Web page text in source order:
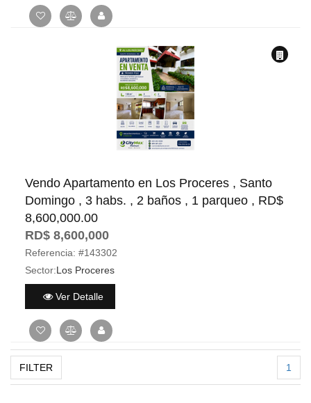
Vendo Apartamento en Los Proceres , Santo
Domingo , 3 habs. , 2 baños , 1 parqueo , RD$
8,600,000.00
RD$ 8,600,000
Referencia: #143302
Sector:Los Proceres
Ver Detalle
FILTER 1